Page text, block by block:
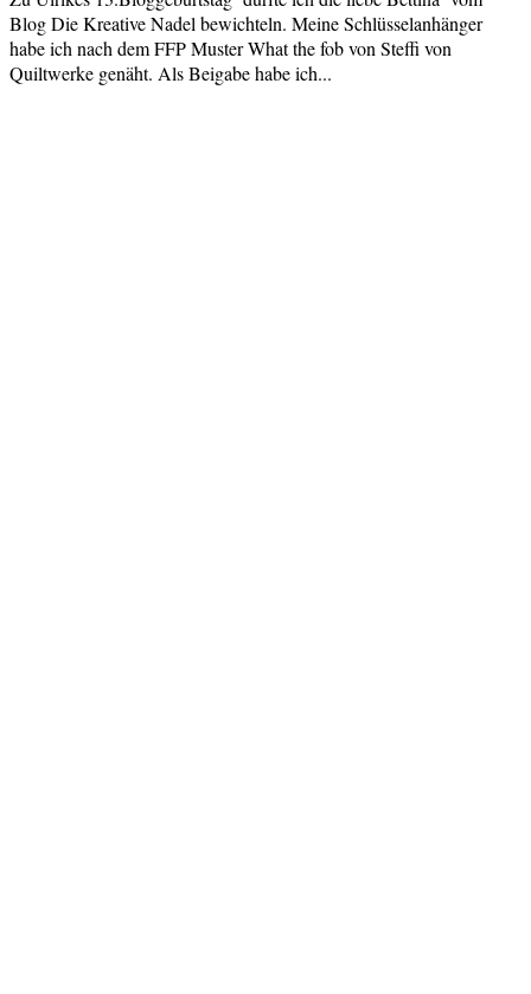
Blog Die Kreative Nadel bewichteln. Meine Schlüsselanhänger
habe ich nach dem FFP Muster What the fob von Steffi von
Quiltwerke genäht. Als Beigabe habe ich...